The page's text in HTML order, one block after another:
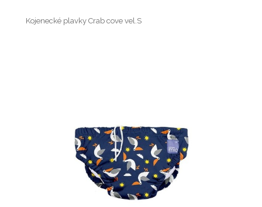
Kojenecké plavky Crab cove vel.S